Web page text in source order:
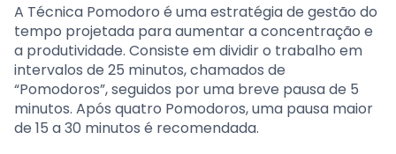
A Técnica Pomodoro é uma estratégia de gestão do
tempo projetada para aumentar a concentração e
a produtividade. Consiste em dividir o trabalho em
intervalos de 25 minutos, chamados de
“Pomodoros”, seguidos por uma breve pausa de 5
minutos. Após quatro Pomodoros, uma pausa maior
de 15 a 30 minutos é recomendada.